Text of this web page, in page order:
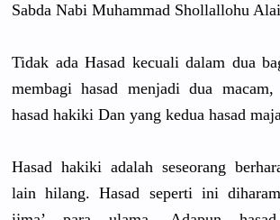
Sabda Nabi Muhammad Shollallohu
Tidak ada Hasad kecuali dalam dua
membagi hasad menjadi dua
hasad hakiki Dan yang kedua hasad
Hasad hakiki adalah seseorang
lain hilang. Hasad seperti ini